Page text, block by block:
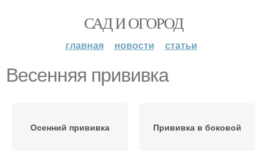
САД И ОГОРОД
главная новости статьи
Весенняя прививка
Осенний прививка Прививка в боковой